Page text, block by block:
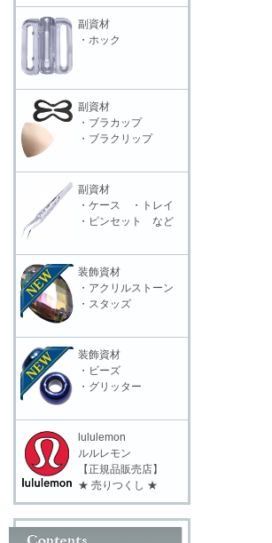
副資材
・ホック
副資材
・ブラカップ
・ブラクリップ
副資材
・ケース ・トレイ
・ピンセット など
装飾資材
・アクリルストーン
・スタッズ
装飾資材
・ビーズ
・グリッター
lululemon
ルルレモン
【正規品販売店】
★ 売りつくし ★